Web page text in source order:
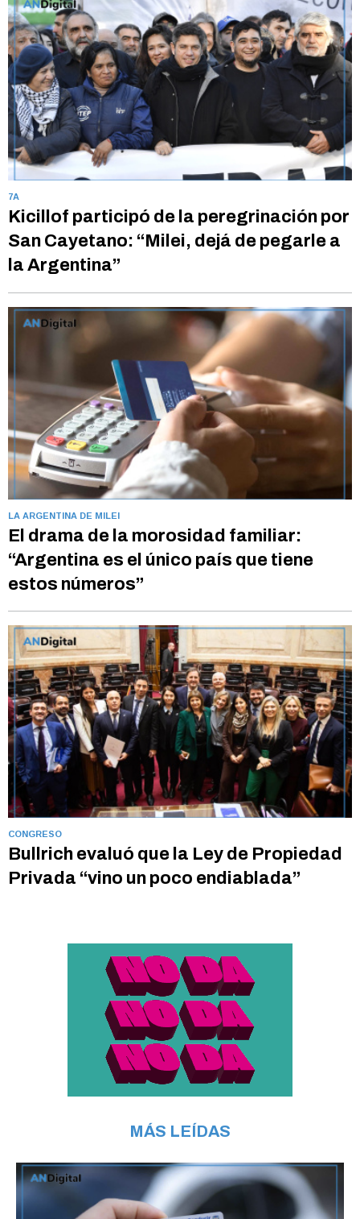
7A
Kicillof participó de la peregrinación por
San Cayetano: “Milei, dejá de pegarle a
la Argentina”
LA ARGENTINA DE MILEI
El drama de la morosidad familiar:
“Argentina es el único país que tiene
estos números”
CONGRESO
Bullrich evaluó que la Ley de Propiedad
Privada “vino un poco endiablada”
MÁS LEÍDAS